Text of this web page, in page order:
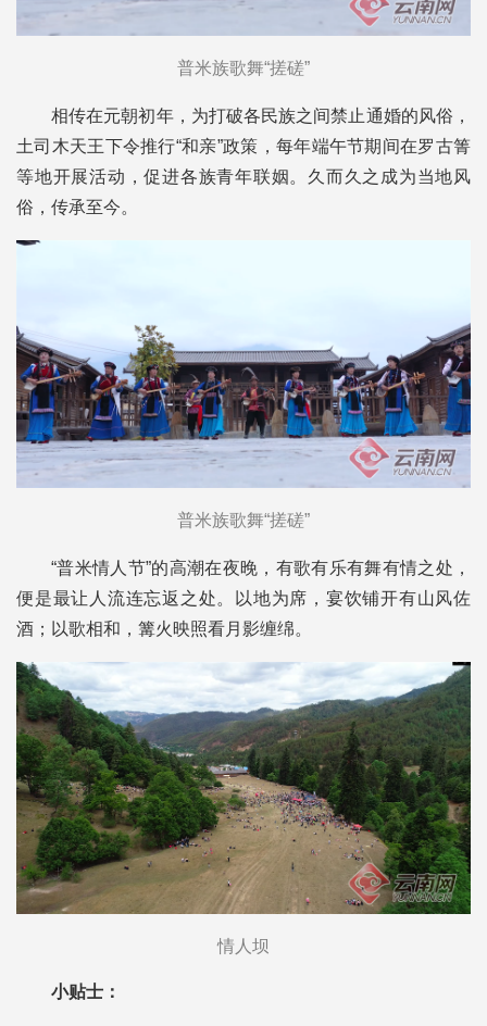
普米族歌舞“搓磋”
相传在元朝初年，为打破各民族之间禁止通婚的风俗，
土司木天王下令推行“和亲”政策，每年端午节期间在罗古箐
等地开展活动，促进各族青年联姻。久而久之成为当地风
俗，传承至今。
普米族歌舞“搓磋”
“普米情人节”的高潮在夜晚，有歌有乐有舞有情之处，
便是最让人流连忘返之处。以地为席，宴饮铺开有山风佐
酒；以歌相和，篝火映照看月影缠绵。
情人坝
小贴士：